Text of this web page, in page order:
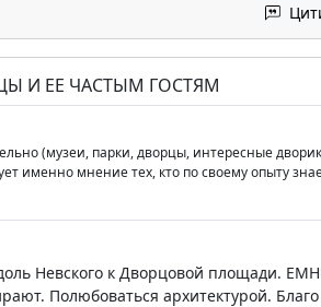
И ЕЕ ЧАСТЫМ ГОСТЯМ
(музеи, парки, дворцы, интересные
именно мнение тех, кто по своему опыту
Невского к Дворцовой площади.
Полюбоваться архитектурой.